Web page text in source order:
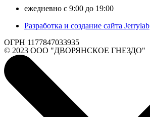
ежедневно с 9:00 до 19:00
Разработка и создание сайта Jerrylab
ОГРН 1177847033935
© 2023 ООО "ДВОРЯНСКОЕ ГНЕЗДО"